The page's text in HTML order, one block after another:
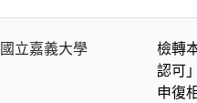
國立嘉義大學
檢轉
認可
申復